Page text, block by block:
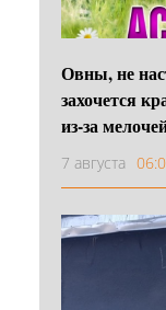
Овны, не
захочется
из-за
7 августа